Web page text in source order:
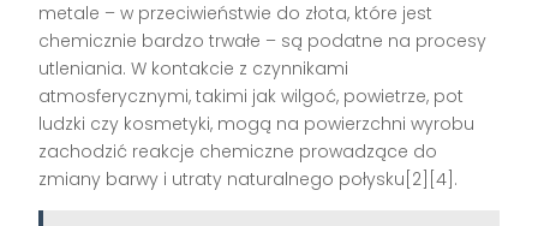
metale – w przeciwieństwie do złota, które jest
chemicznie bardzo trwałe – są podatne na procesy
utleniania. W kontakcie z czynnikami
atmosferycznymi, takimi jak wilgoć, powietrze, pot
ludzki czy kosmetyki, mogą na powierzchni wyrobu
zachodzić reakcje chemiczne prowadzące do
zmiany barwy i utraty naturalnego połysku[2][4].